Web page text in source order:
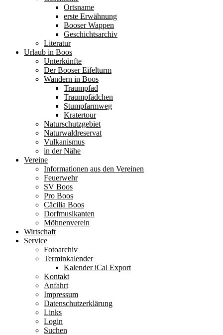
Ortsname
erste Erwähnung
Booser Wappen
Geschichtsarchiv
Literatur
Urlaub in Boos
Unterkünfte
Der Booser Eifelturm
Wandern in Boos
Traumpfad
Traumpfädchen
Stumpfarmweg
Kratertour
Naturschutzgebiet
Naturwaldreservat
Vulkanismus
in der Nähe
Vereine
Informationen aus den Vereinen
Feuerwehr
SV Boos
Pro Boos
Cäcilia Boos
Dorfmusikanten
Möhnenverein
Wirtschaft
Service
Fotoarchiv
Terminkalender
Kalender iCal Export
Kontakt
Anfahrt
Impressum
Datenschutzerklärung
Links
Login
Suchen